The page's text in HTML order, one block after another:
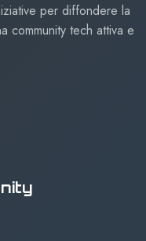
per diffondere la
community tech attiva e